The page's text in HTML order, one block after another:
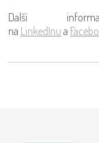
Další
na LinkedInu a